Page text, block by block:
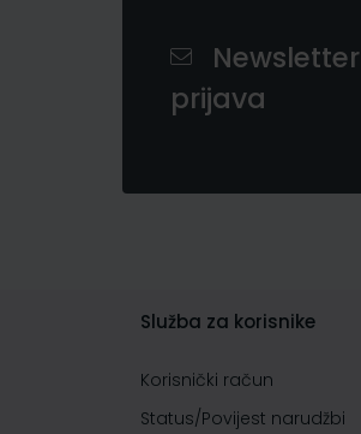
Newsletter
prijava
Služba za korisnike
Korisnički račun
Status/Povijest narudžbi